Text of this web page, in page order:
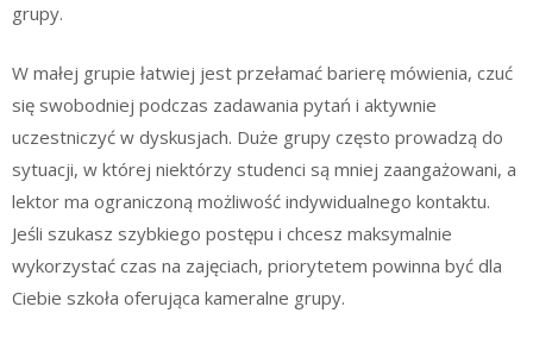
grupy.
W małej grupie łatwiej jest przełamać barierę mówienia, czuć
się swobodniej podczas zadawania pytań i aktywnie
uczestniczyć w dyskusjach. Duże grupy często prowadzą do
sytuacji, w której niektórzy studenci są mniej zaangażowani, a
lektor ma ograniczoną możliwość indywidualnego kontaktu.
Jeśli szukasz szybkiego postępu i chcesz maksymalnie
wykorzystać czas na zajęciach, priorytetem powinna być dla
Ciebie szkoła oferująca kameralne grupy.